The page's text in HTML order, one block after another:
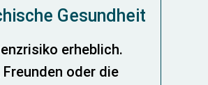
Gesundheit
erheblich.
oder die